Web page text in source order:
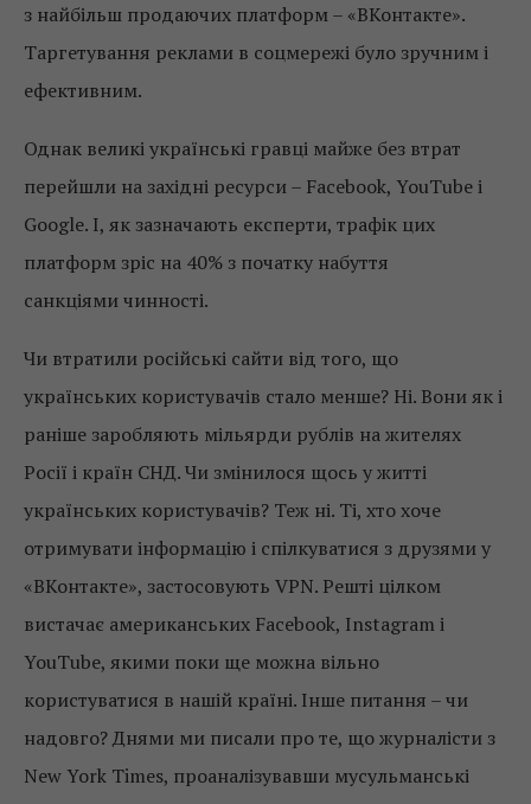
з найбільш продаючих платформ – «ВКонтакте».
Таргетування реклами в соцмережі було зручним і
ефективним.
Однак великі українські гравці майже без втрат
перейшли на західні ресурси – Facebook, YouTube і
Google. І, як зазначають експерти, трафік цих
платформ зріс на 40% з початку набуття
санкціями чинності.
Чи втратили російські сайти від того, що
українських користувачів стало менше? Ні. Вони як і
раніше заробляють мільярди рублів на жителях
Росії і країн СНД. Чи змінилося щось у житті
українських користувачів? Теж ні. Ті, хто хоче
отримувати інформацію і спілкуватися з друзями у
«ВКонтакте», застосовують VPN. Решті цілком
вистачає американських Facebook, Instagram і
YouTube, якими поки ще можна вільно
користуватися в нашій країні. Інше питання – чи
надовго? Днями ми писали про те, що журналісти з
New York Times, проаналізувавши мусульманські